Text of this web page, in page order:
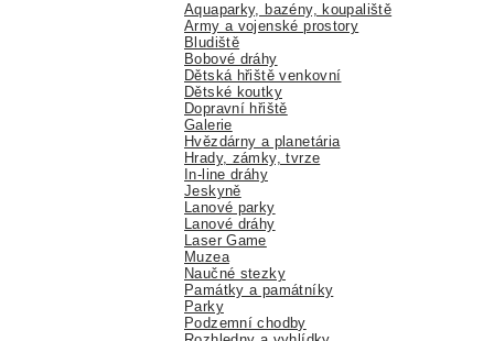
Aquaparky, bazény, koupaliště
Army a vojenské prostory
Bludiště
Bobové dráhy
Dětská hřiště venkovní
Dětské koutky
Dopravní hřiště
Galerie
Hvězdárny a planetária
Hrady, zámky, tvrze
In-line dráhy
Jeskyně
Lanové parky
Lanové dráhy
Laser Game
Muzea
Naučné stezky
Památky a památníky
Parky
Podzemní chodby